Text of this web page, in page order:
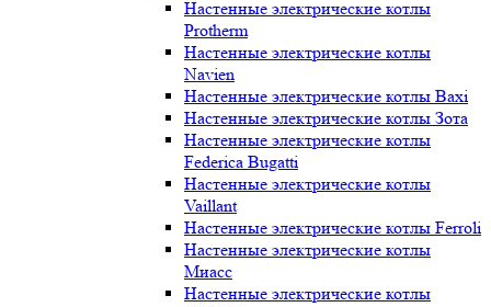
Настенные электрические котлы
Protherm
Настенные электрические котлы
Navien
Настенные электрические котлы Baxi
Настенные электрические котлы Зота
Настенные электрические котлы
Federica Bugatti
Настенные электрические котлы
Vaillant
Настенные электрические котлы Ferroli
Настенные электрические котлы
Миасс
Настенные электрические котлы